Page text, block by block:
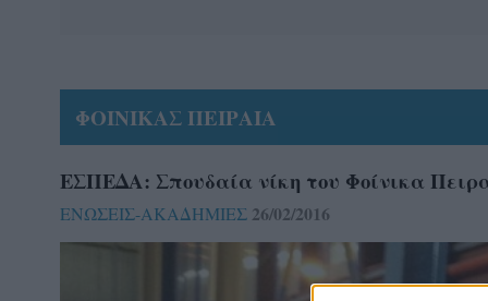
ΦΟΙΝΙΚΑΣ ΠΕΙΡΑΙΑ
ΕΣΠΕΔΑ: Σπουδαία νίκη του Φοίνικα
ΕΝΩΣΕΙΣ-ΑΚΑΔΗΜΙΕΣ 26/02/2016